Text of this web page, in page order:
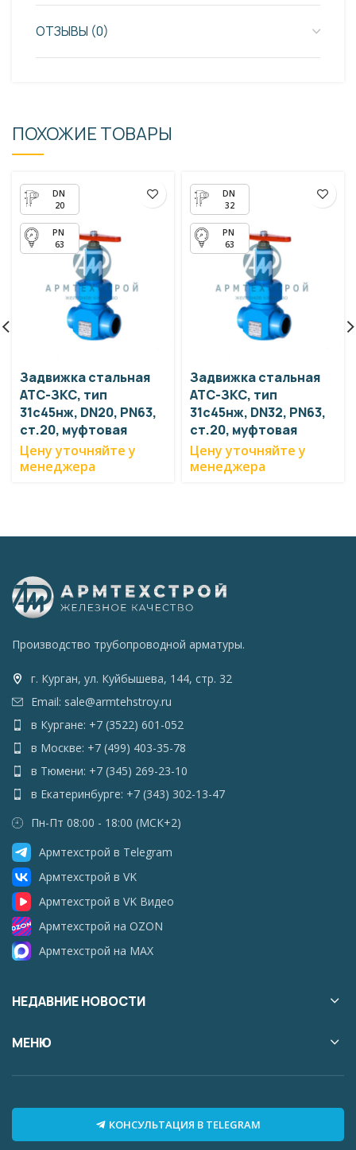
ОТЗЫВЫ (0)
ПОХОЖИЕ ТОВАРЫ
20
63
Задвижка стальная
АТС-ЗКС, тип
31с45нж, DN20, PN63,
ст.20, муфтовая
Цену уточняйте у
менеджера
32
63
Задвижка стальная
АТС-ЗКС, тип
31с45нж, DN32, PN63,
ст.20, муфтовая
Цену уточняйте у
менеджера
Производство трубопроводной арматуры.
г. Курган, ул. Куйбышева, 144, стр. 32
Email: sale@armtehstroy.ru
в Кургане: +7 (3522) 601-052
в Москве: +7 (499) 403-35-78
в Тюмени: +7 (345) 269-23-10
в Екатеринбурге: +7 (343) 302-13-47
Пн-Пт 08:00 - 18:00 (МСК+2)
Армтехстрой в Telegram
Армтехстрой в VK
Армтехстрой в VK Видео
Армтехстрой на OZON
Армтехстрой на MAX
НЕДАВНИЕ НОВОСТИ
МЕНЮ
КОНСУЛЬТАЦИЯ В TELEGRAM